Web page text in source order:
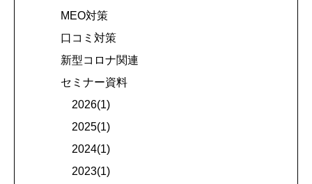
MEO対策
口コミ対策
新型コロナ関連
セミナー資料
2026(1)
2025(1)
2024(1)
2023(1)